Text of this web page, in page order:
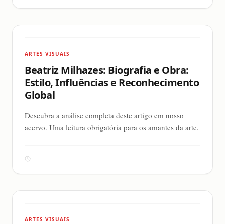
ARTES VISUAIS
Beatriz Milhazes: Biografia e Obra:
Estilo, Influências e Reconhecimento
Global
Descubra a análise completa deste artigo em nosso
acervo. Uma leitura obrigatória para os amantes da arte.
ARTES VISUAIS